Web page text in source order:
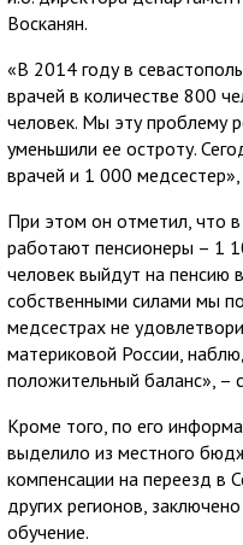
Восканян.
«В 2014 году в
врачей в количестве 800
человек. Мы эту проблему
уменьшили ее остроту.
врачей и 1 000 медсестер»,
При этом он отметил, что
работают пенсионеры – 1
человек выйдут на пенсию
собственными силами мы
медсестрах не
материковой России,
положительный баланс», –
Кроме того, по его
выделило из местного
компенсации на переезд в
других регионов,
обучение.